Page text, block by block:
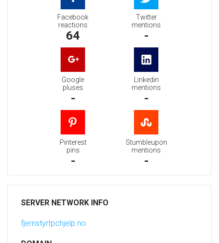
Facebook
reactions
64
Twitter
mentions
-
Google
pluses
-
Linkedin
mentions
-
Pinterest
pins
-
Stumbleupon
mentions
-
SERVER NETWORK INFO
fjernstyrtpchjelp.no